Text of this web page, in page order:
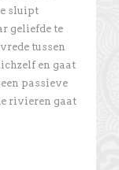
sluipt
geliefde te
tussen
en gaat
passieve
rivieren gaat